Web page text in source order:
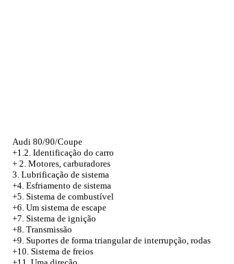
Audi 80/90/Coupe
+1.2. Identificação do carro
+ 2. Motores, carburadores
3. Lubrificação de sistema
+4. Esfriamento de sistema
+5. Sistema de combustível
+6. Um sistema de escape
+7. Sistema de ignição
+8. Transmissão
+9. Suportes de forma triangular de interrupção, rodas
+10. Sistema de freios